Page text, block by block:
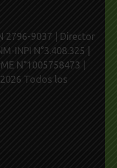
2796-9037 | Director
INPI N°3.408.325 |
N°1005758473 |
Todos los